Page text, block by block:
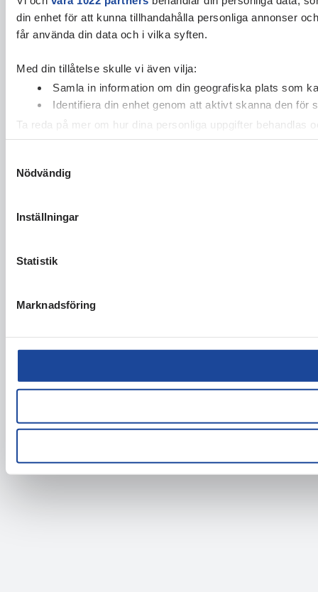
din enhet för att kunna tillhandahålla personliga annonser
får använda din data och i vilka syften.
Med din tillåtelse skulle vi även vilja:
Samla in information om din geografiska plats som
Identifiera din enhet genom att aktivt skanna den för
Ta reda på mer om hur dina personliga uppgifter behandlas
cookie-förklaringen.
Vi använder enhetsidentifierare för att anpassa innehållet
Nödvändig
Inställningar
Statistik
Marknadsföring